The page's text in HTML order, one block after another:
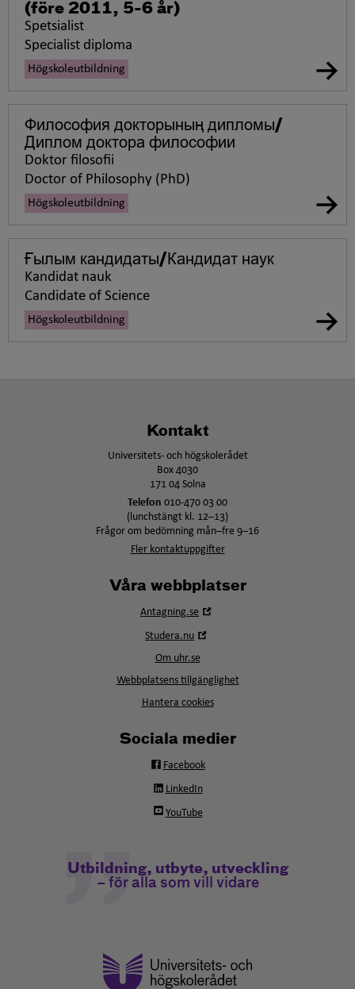
(före 2011, 5-6 år)
Spetsialist
Specialist diploma
Högskoleutbildning
Философия докторының дипломы/
Диплом доктора философии
Doktor filosofii
Doctor of Philosophy (PhD)
Högskoleutbildning
Ғылым кандидаты/Кандидат наук
Kandidat nauk
Candidate of Science
Högskoleutbildning
Kontakt
Universitets- och högskolerådet
Box 4030
171 04 Solna
Telefon 010-470 03 00
(lunchstängt kl. 12–13)
Frågor om bedömning mån–fre 9–16
Fler kontaktuppgifter
Våra webbplatser
Antagning.se
Studera.nu
fönster
Om uhr.se
Webbplatsens tillgänglighet
Hantera cookies
Sociala medier
Facebook
LinkedIn
YouTube
Utbildning, utbyte, utveckling
– för alla som vill vidare